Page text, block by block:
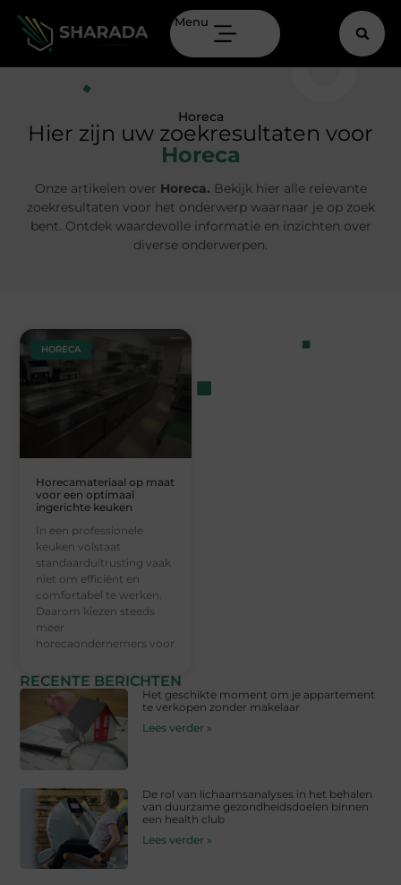
Menu
Horeca
Hier zijn uw zoekresultaten voor
Horeca
Onze artikelen over Horeca. Bekijk hier alle relevante
zoekresultaten voor het onderwerp waarnaar je op zoek
bent. Ontdek waardevolle informatie en inzichten over
diverse onderwerpen.
HORECA
Horecamateriaal op maat
voor een optimaal
ingerichte keuken
In een professionele
keuken volstaat
standaarduitrusting vaak
niet om efficiënt en
comfortabel te werken.
Daarom kiezen steeds
meer
horecaondernemers voor
RECENTE BERICHTEN
Het geschikte moment om je appartement
te verkopen zonder makelaar
Lees verder »
De rol van lichaamsanalyses in het behalen
van duurzame gezondheidsdoelen binnen
een health club
Lees verder »